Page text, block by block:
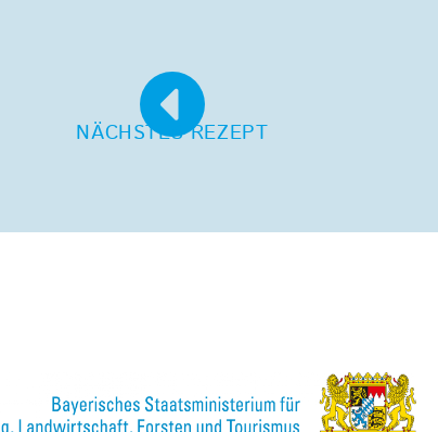
NÄCHSTES REZEPT